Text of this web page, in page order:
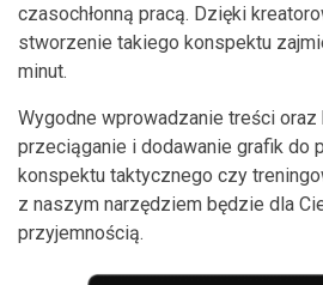
czasochłonną pracą. Dzięki
stworzenie takiego konspektu
minut.
Wygodne wprowadzanie treści oraz
przeciąganie i dodawanie grafik do
konspektu taktycznego czy
z naszym narzędziem będzie dla
przyjemnością.